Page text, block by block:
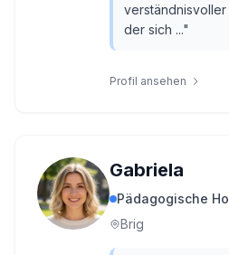
verständnisvoller
der sich ..."
Profil ansehen
Gabriela
Pädagogische
Brig